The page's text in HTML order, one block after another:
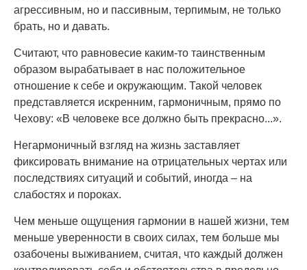
агрессивным, но и пассивным, терпимым, не только
брать, но и давать.
Считают, что равновесие каким-то таинственным
образом вырабатывает в нас положительное
отношение к себе и окружающим. Такой человек
представляется искренним, гармоничным, прямо по
Чехову: «В человеке все должно быть прекрасно...».
Негармоничный взгляд на жизнь заставляет
фиксировать внимание на отрицательных чертах или
последствиях ситуаций и событий, иногда – на
слабостях и пороках.
Чем меньше ощущения гармонии в нашей жизни, тем
меньше уверенности в своих силах, тем больше мы
озабочены выживанием, считая, что каждый должен